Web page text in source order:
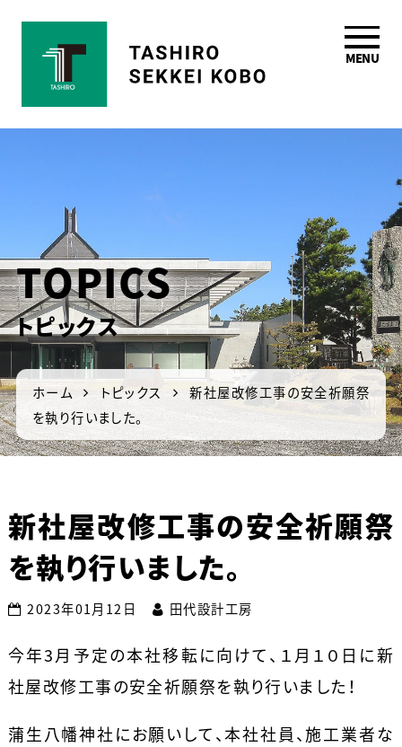
鹿児島の一級建築
MENU
TOPICS
トピックス
ホーム トピックス
新社屋改修工事の安全祈願祭
を執り行いました。
新社屋改修工事の安全祈願祭
を執り行いました。
2023年01月12日 田代設計工房
今年3月予定の本社移転に向けて、１月１０日に新
社屋改修工事の安全祈願祭を執り行いました！
蒲生八幡神社にお願いして、本社社員、施工業者な